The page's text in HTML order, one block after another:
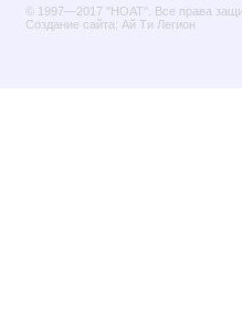
© 1997—2017 "НОАТ". Все права
Создание сайта: Ай Ти Легион